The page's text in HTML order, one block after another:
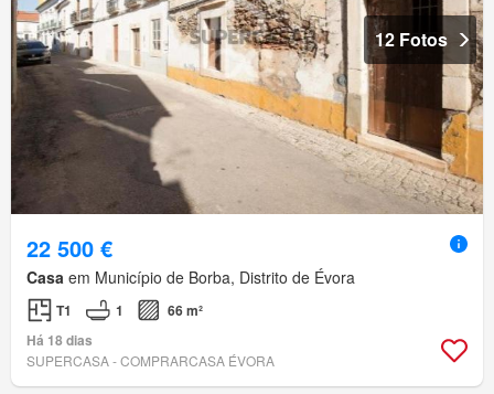
12 Fotos
22 500 €
Casa em Município de Borba, Distrito de Évora
T1 1
66 m²
Há 18 dias
SUPERCASA - COMPRARCASA ÉVORA